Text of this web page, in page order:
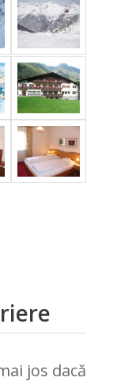
jos dacă